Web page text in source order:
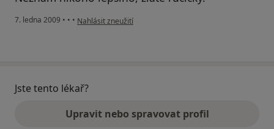
7. ledna 2009 • • • podle názoru uživatele Marcela Vašatová
Nahlásit zneužití
Jste tento lékař?
Upravit nebo spravovat profil